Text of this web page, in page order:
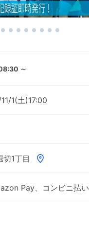
～
1(土)17:00
1丁目
Pay、コンビニ払い